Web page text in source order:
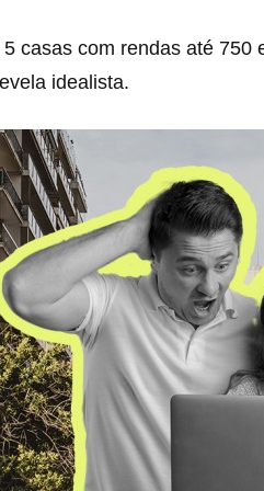
casas com rendas até
idealista.